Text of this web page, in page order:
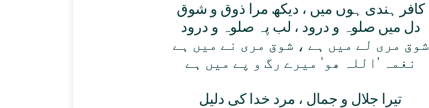
کافر ہندی ہوں ميں ، ديکھ مرا ذوق و شوق
دل ميں صلوہ و درود ، لب پہ صلوہ و درود
شوق مری لے ميں ہے ، شوق مری نے ميں ہے
نغمہ 'اللہ ھو' ميرے رگ و پے ميں ہے
تيرا جلال و جمال ، مرد خدا کی دليل